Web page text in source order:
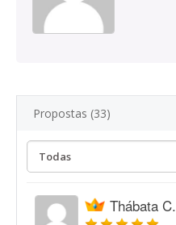
Propostas (33)
Thábata C.